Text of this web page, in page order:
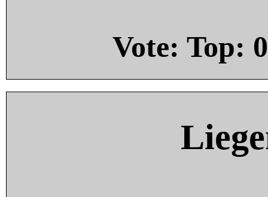
Vote: Top: 0